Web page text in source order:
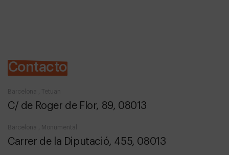
Contacto
Barcelona , Tetuan
C/ de Roger de Flor, 89, 08013
Barcelona , Monumental
Carrer de la Diputació, 455, 08013